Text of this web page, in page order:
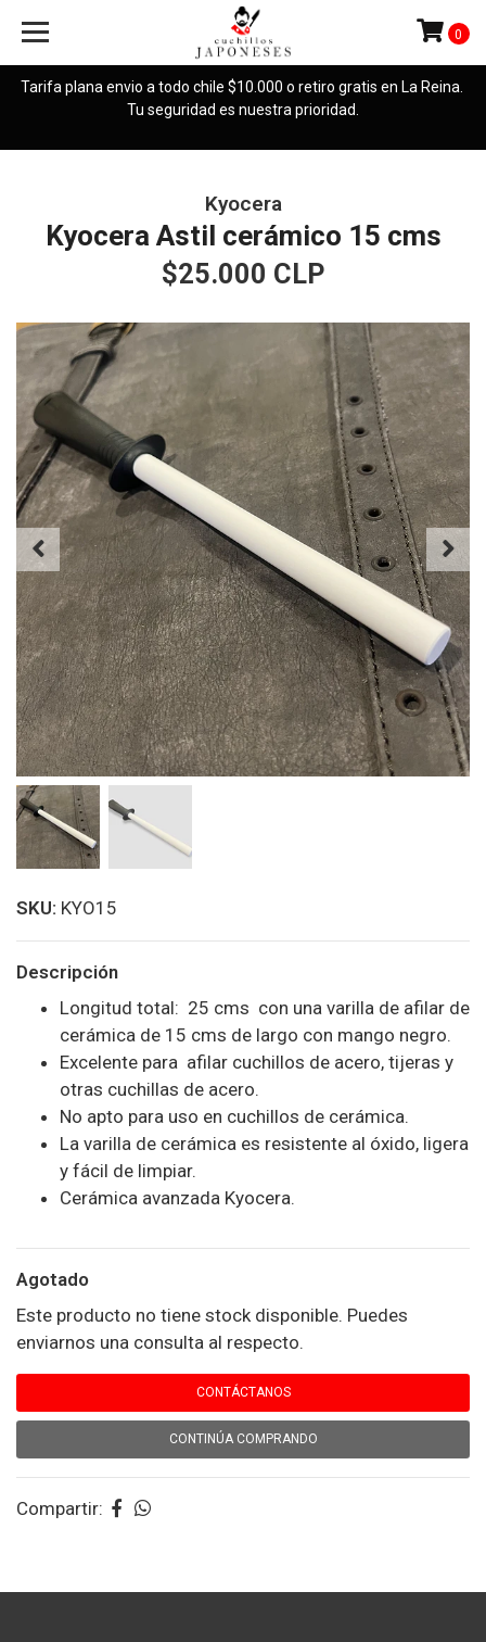
Tarifa plana envio a todo chile $10.000 o retiro gratis en La Reina.
Tu seguridad es nuestra prioridad.
0
Kyocera
Kyocera Astil cerámico 15 cms
$25.000 CLP
SKU: KYO15
Descripción
Longitud total: 25 cms con una varilla de afilar de
cerámica de 15 cms de largo con mango negro.
Excelente para afilar cuchillos de acero, tijeras y
otras cuchillas de acero.
No apto para uso en cuchillos de cerámica.
La varilla de cerámica es resistente al óxido, ligera
y fácil de limpiar.
Cerámica avanzada Kyocera.
Agotado
Este producto no tiene stock disponible. Puedes
enviarnos una consulta al respecto.
CONTÁCTANOS
CONTINÚA COMPRANDO
Compartir: